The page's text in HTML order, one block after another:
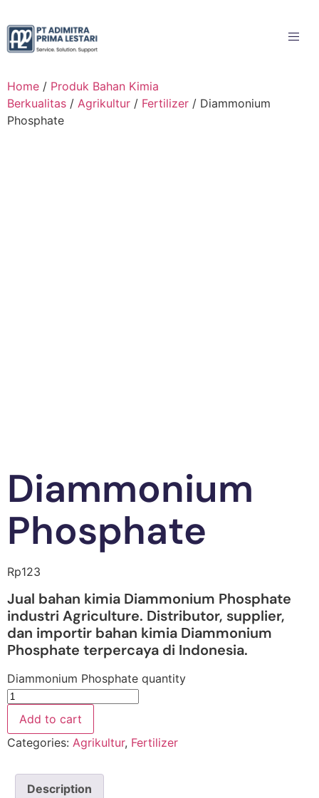
Home / Produk Bahan Kimia
Berkualitas / Agrikultur / Fertilizer / Diammonium
Phosphate
Diammonium
Phosphate
Rp123
Jual bahan kimia Diammonium Phosphate
industri Agriculture. Distributor, supplier,
dan importir bahan kimia Diammonium
Phosphate terpercaya di Indonesia.
Diammonium Phosphate quantity
Add to cart
Categories: Agrikultur, Fertilizer
Description